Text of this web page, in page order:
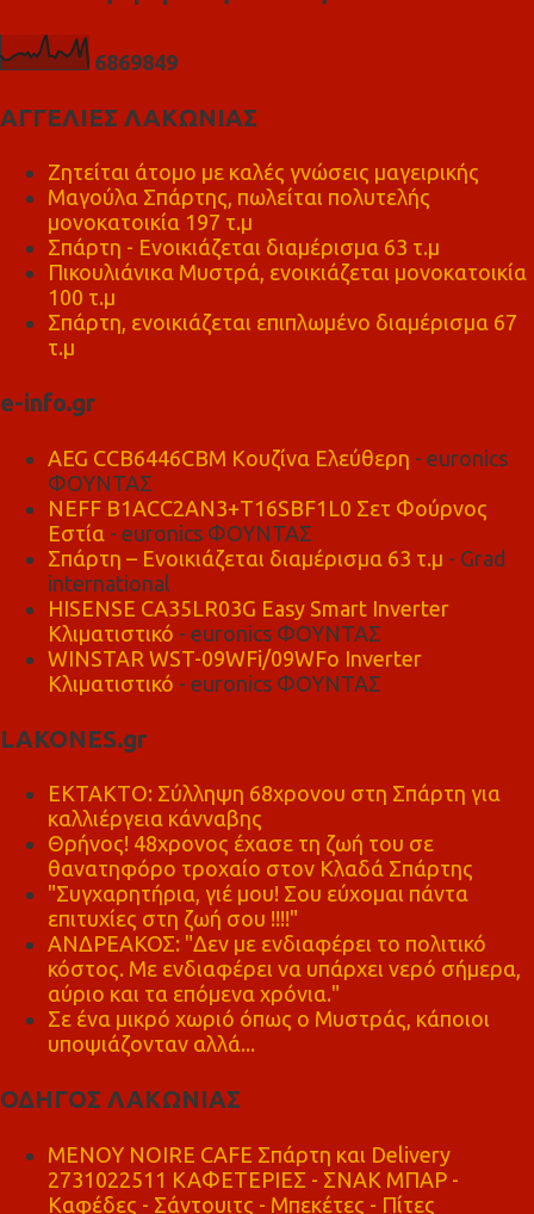
6869849
ΑΓΓΕΛΙΕΣ ΛΑΚΩΝΙΑΣ
Ζητείται άτομο με καλές γνώσεις μαγειρικής
Μαγούλα Σπάρτης, πωλείται πολυτελής
μονοκατοικία 197 τ.μ
Σπάρτη - Ενοικιάζεται διαμέρισμα 63 τ.μ
Πικουλιάνικα Μυστρά, ενοικιάζεται μονοκατοικία
100 τ.μ
Σπάρτη, ενοικιάζεται επιπλωμένο διαμέρισμα 67
τ.μ
e-info.gr
AEG CCB6446CBM Κουζίνα Ελεύθερη - euronics
ΦΟΥΝΤΑΣ
NEFF B1ACC2AN3+T16SBF1L0 Σετ Φούρνος
Εστία - euronics ΦΟΥΝΤΑΣ
Σπάρτη – Ενοικιάζεται διαμέρισμα 63 τ.μ - Grad
international
HISENSE CA35LR03G Easy Smart Inverter
Κλιματιστικό - euronics ΦΟΥΝΤΑΣ
WINSTAR WST-09WFi/09WFo Inverter
Κλιματιστικό - euronics ΦΟΥΝΤΑΣ
LAKONES.gr
ΕΚΤΑΚΤΟ: Σύλληψη 68χρονου στη Σπάρτη για
καλλιέργεια κάνναβης
Θρήνος! 48χρονος έχασε τη ζωή του σε
θανατηφόρο τροχαίο στον Κλαδά Σπάρτης
"Συγχαρητήρια, γιέ μου! Σου εύχομαι πάντα
επιτυχίες στη ζωή σου !!!!"
ΑΝΔΡΕΑΚΟΣ: "Δεν με ενδιαφέρει το πολιτικό
κόστος. Με ενδιαφέρει να υπάρχει νερό σήμερα,
αύριο και τα επόμενα χρόνια."
Σε ένα μικρό χωριό όπως ο Μυστράς, κάποιοι
υποψιάζονταν αλλά...
ΟΔΗΓΟΣ ΛΑΚΩΝΙΑΣ
MENOY NOIRE CAFE Σπάρτη και Delivery
2731022511 ΚΑΦΕΤΕΡΙΕΣ - ΣΝΑΚ ΜΠΑΡ -
Καφέδες - Σάντουιτς - Μπεκέτες - Πίτες